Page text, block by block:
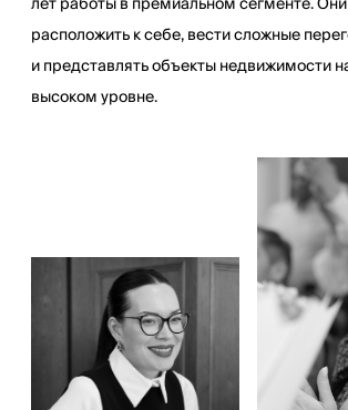
расположить к себе, вести сложные
и представлять объекты недвижимости
высоком уровне.